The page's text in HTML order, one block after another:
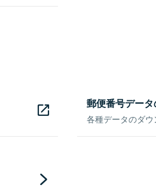
郵便番号デー
各種データのダウ